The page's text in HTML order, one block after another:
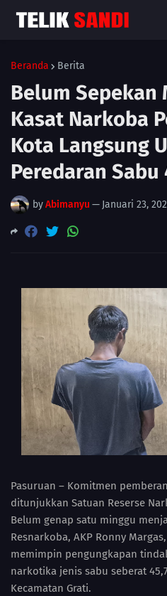
Beranda Berita
Belum Sepekan
Kasat Narkoba
Kota Langsung
Peredaran Sabu
byAbimanyu — Januari 23,
Pasuruan – Komitmen
ditunjukkan Satuan Reserse
Belum genap satu minggu
Resnarkoba, AKP Ronny
memimpin pengungkapan
narkotika jenis sabu seberat
Kecamatan Grati.